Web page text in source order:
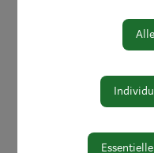
Umwelt &
Karriere &
Eigenen Verein
Veranstaltungen